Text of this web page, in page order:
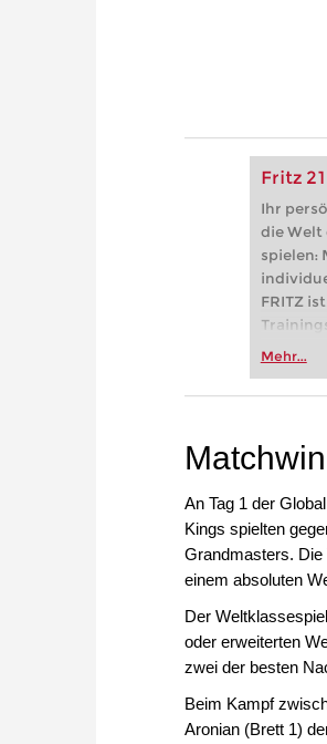
Fritz 21
Ihr
die Welt
spielen:
FRITZ
zuvor.
Mehr...
An Tag 1 der
Kings spielten
Grandmasters. Die
einem absoluten
Der
oder erweiterten
zwei der besten
Beim Kampf
Aronian (Brett 1)